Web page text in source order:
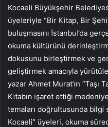
Kocaeli Büyükşehir
üyeleriyle “Bir Kitap, Bir
buluşmasını İstanbul’da
okuma kültürünü
dokusunu birleştirmek ve
geliştirmek amacıyla
yazar Ahmet Murat’ın “Taşı
Kitabın işaret ettiği
temaları doğrultusunda bilgi
Kocaeli” üyeleri, okuma